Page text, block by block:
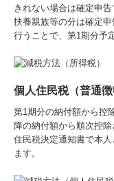
きれない場合は確定申告
扶養親族等の分は確定
行うことで、第1期分予
個人住民税（普通徴
第1期分の納付額から控
降の納付額から順次控除
住民税決定通知書で本
ます。